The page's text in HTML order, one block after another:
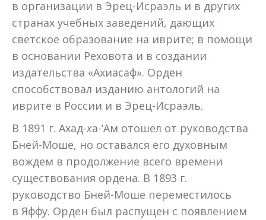
в организации в Эрец-Исраэль и в других
странах учебных заведений, дающих
светское образование на иврите; в помощи
в основании Реховота и в создании
издательства «Ахиасаф». Орден
способствовал изданию антологий на
иврите в России и в Эрец-Исраэль.
В 1891 г. Ахад-ха-‘Ам отошел от руководства
Бней-Моше, но оставался его духовным
вождем в продолжение всего времени
существования ордена. В 1893 г.
руководство Бней-Моше переместилось
в Яффу. Орден был распущен с появлением